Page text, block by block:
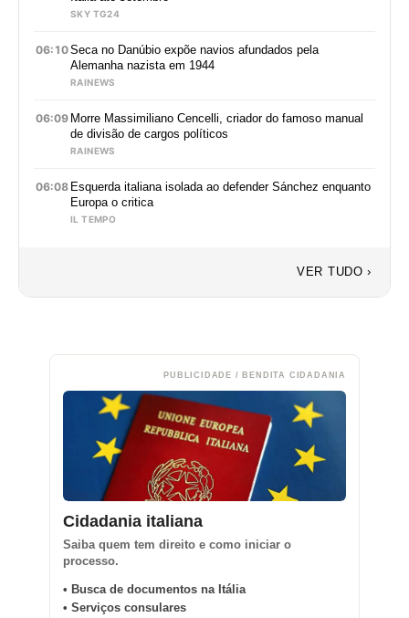
SKY TG24
06:10Seca no Danúbio expõe navios afundados pela
Alemanha nazista em 1944
RAINEWS
06:09 Morre Massimiliano Cencelli, criador do famoso manual
de divisão de cargos políticos
RAINEWS
06:08 Esquerda italiana isolada ao defender Sánchez enquanto
Europa o critica
IL TEMPO
VER TUDO ›
PUBLICIDADE / BENDITA CIDADANIA
Cidadania italiana
Saiba quem tem direito e como iniciar o
processo.
• Busca de documentos na Itália
• Serviços consulares